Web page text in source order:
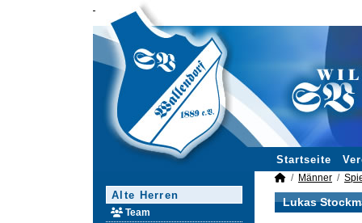
Startseite
Alte Herren
Team
Männer
Lukas